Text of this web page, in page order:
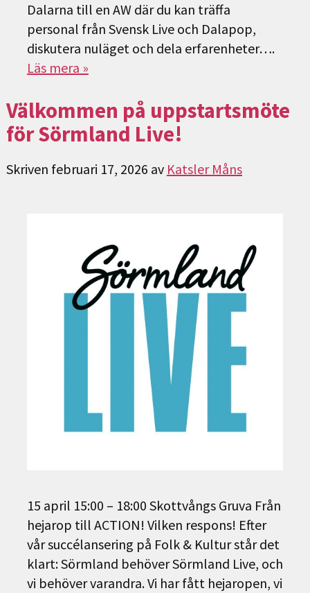
Dalarna till en AW där du kan träffa
personal från Svensk Live och Dalapop,
diskutera nuläget och dela erfarenheter….
Läs mera »
Välkommen på uppstartsmöte
för Sörmland Live!
Skriven februari 17, 2026 av Katsler Måns
15 april 15:00 – 18:00 Skottvångs Gruva Från
hejarop till ACTION! Vilken respons! Efter
vår succélansering på Folk & Kultur står det
klart: Sörmland behöver Sörmland Live, och
vi behöver varandra. Vi har fått hejaropen, vi